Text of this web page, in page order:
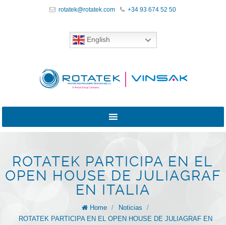
rotatek@rotatek.com +34 93 674 52 50
English
ROTATEK PARTICIPA EN EL
OPEN HOUSE DE JULIAGRAF
EN ITALIA
Home / Noticias
/
ROTATEK PARTICIPA EN EL OPEN HOUSE DE JULIAGRAF EN